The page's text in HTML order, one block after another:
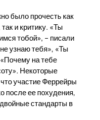
было прочесть как
и критику. «Ты
тобой», – писали
узнаю тебя», «Ты
на тебе
Некоторые
участие Феррейры
после ее похудения,
стандарты в